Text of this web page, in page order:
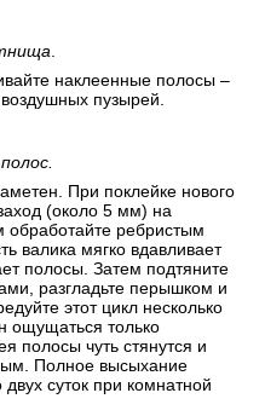
.
наклеенные полосы –
пузырей.
При поклейке нового
(около 5 мм) на
обработайте ребристым
валика мягко вдавливает
полосы. Затем подтяните
разгладьте перышком и
этот цикл несколько
ощущаться только
полосы чуть стянутся и
Полное высыхание
суток при комнатной